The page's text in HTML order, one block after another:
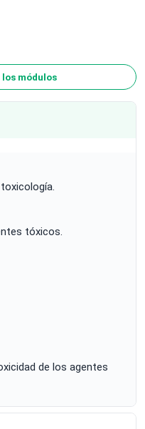
módulos
tóxicos.
de los agentes